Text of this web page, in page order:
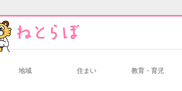
地域 住まい 教育・育児